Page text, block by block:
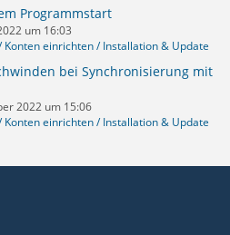
Programmstart
um 16:03
einrichten / Installation & Update
bei Synchronisierung mit
2022 um 15:06
einrichten / Installation & Update